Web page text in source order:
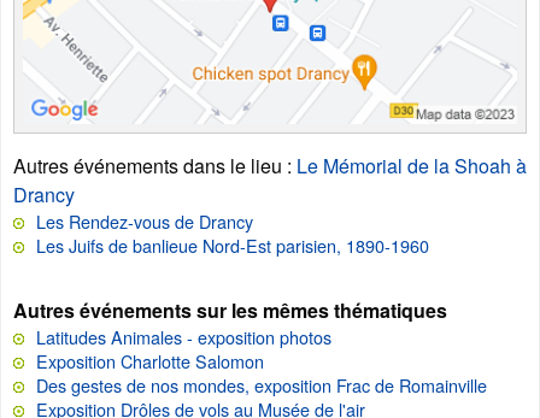
Autres événements dans le lieu : Le Mémorial de la Shoah à
Drancy
Les Rendez-vous de Drancy
Les Juifs de banlieue Nord-Est parisien, 1890-1960
Autres événements sur les mêmes thématiques
Latitudes Animales - exposition photos
Exposition Charlotte Salomon
Des gestes de nos mondes, exposition Frac de Romainville
Exposition Drôles de vols au Musée de l'air